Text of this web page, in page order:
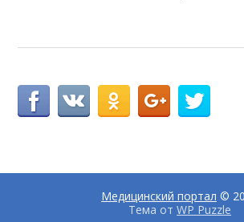
Медицинский портал ©
Тема от WP Puzzle